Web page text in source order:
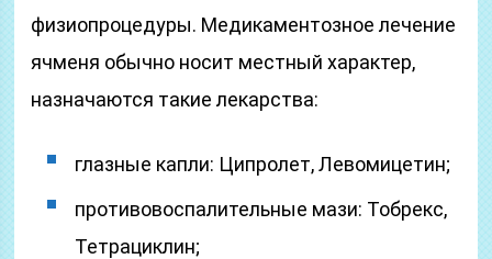
физиопроцедуры. Медикаментозное лечение
ячменя обычно носит местный характер,
назначаются такие лекарства:
глазные капли: Ципролет, Левомицетин;
противовоспалительные мази: Тобрекс,
Тетрациклин;